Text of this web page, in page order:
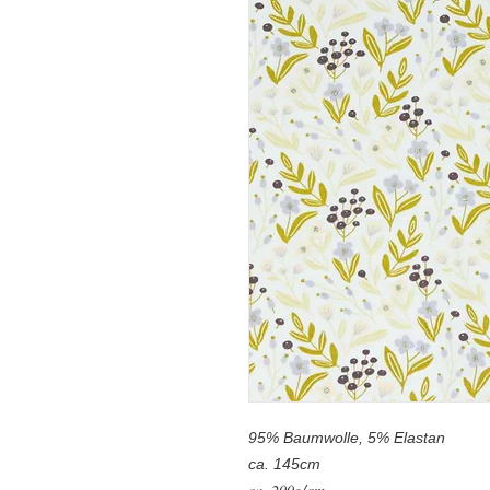
95% Baumwolle, 5% Elastan
ca. 145cm